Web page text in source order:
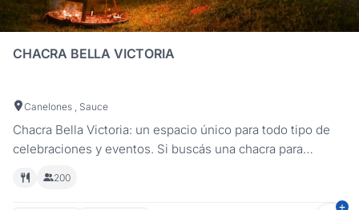
CHACRA BELLA VICTORIA
Canelones , Sauce
Chacra Bella Victoria: un espacio único para todo tipo de
celebraciones y eventos. Si buscás una chacra para
encontrarás un entorno natural y versátil para celebrar
cualquier ocasión especial. Ubicada en Sauce, a solo 30
200